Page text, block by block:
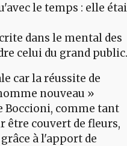
le temps : elle
dans le mental des
celui du grand
car la réussite de
nouveau »
Boccioni, comme tant
être couvert de fleurs,
à l'apport de